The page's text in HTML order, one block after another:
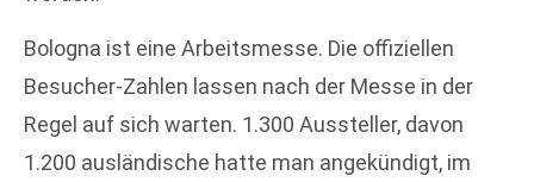
Bologna ist eine Arbeitsmesse. Die offiziellen
Besucher-Zahlen lassen nach der Messe in der
Regel auf sich warten. 1.300 Aussteller, davon
1.200 ausländische hatte man angekündigt, im